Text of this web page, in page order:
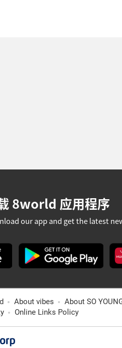
8world 应用程序
our app and get the latest
About vibes About SO
Online Links Policy